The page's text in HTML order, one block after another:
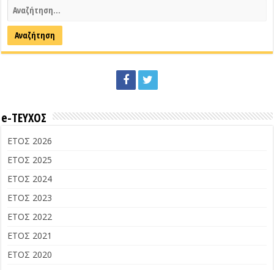
e-ΤΕΥΧΟΣ
ΕΤΟΣ 2026
ΕΤΟΣ 2025
ΕΤΟΣ 2024
ΕΤΟΣ 2023
ΕΤΟΣ 2022
ΕΤΟΣ 2021
ΕΤΟΣ 2020